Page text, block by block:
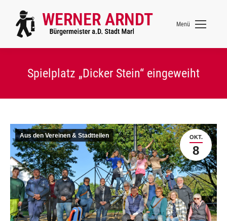
Menü
Spielplatz „Dicker Stein“ eingeweiht
OKT.
8
Aus den Vereinen & Stadtteilen